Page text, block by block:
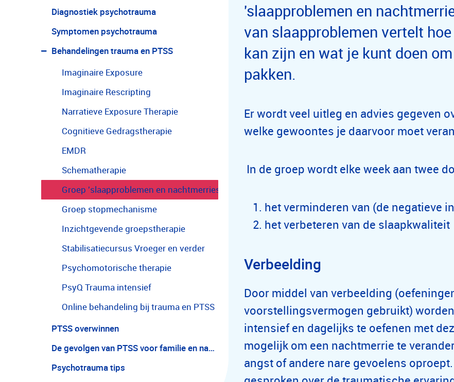
Diagnostiek psychotrauma
Symptomen psychotrauma
Behandelingen trauma en PTSS
Imaginaire Exposure
Imaginaire Rescripting
Narratieve Exposure Therapie
Cognitieve Gedragstherapie
EMDR
Schematherapie
Groep 'slaapproblemen en nachtmerries' bij psychotrauma
Groep stopmechanisme
Inzichtgevende groepstherapie
Stabilisatiecursus Vroeger en verder
Psychomotorische therapie
PsyQ Trauma intensief
Online behandeling bij trauma en PTSS
PTSS overwinnen
De gevolgen van PTSS voor familie en naasten
Psychotrauma tips
'slaapproblemen en
van slaapproblemen vertelt
kan zijn en wat je kunt doen
pakken.
Er wordt veel uitleg en advies gegeven
welke gewoontes je daarvoor moet
In de groep wordt elke week aan twee
het verminderen van (de negatieve
het verbeteren van de slaapkwaliteit
Verbeelding
Door middel van verbeelding
voorstellingsvermogen gebruikt)
intensief en dagelijks te oefenen met
mogelijk om een nachtmerrie te
angst of andere nare gevoelens